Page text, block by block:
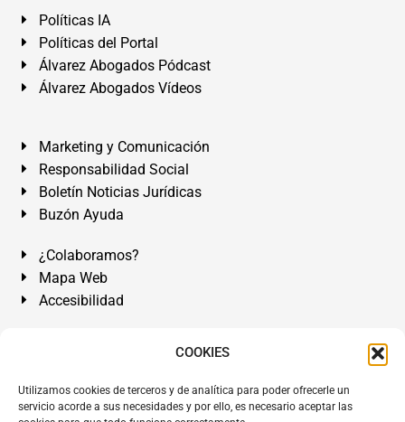
COOKIES
Utilizamos cookies de terceros y de analítica para poder ofrecerle un
servicio acorde a sus necesidades y por ello, es necesario aceptar las
Políticas IA
Políticas del Portal
Álvarez Abogados Pódcast
Álvarez Abogados Vídeos
Marketing y Comunicación
Responsabilidad Social
Boletín Noticias Jurídicas
Buzón Ayuda
¿Colaboramos?
Mapa Web
Accesibilidad
Álvarez Abogados Tenerife:Calle Teobaldo Power Nº 7,
de Tenerife. Islas Canarias.